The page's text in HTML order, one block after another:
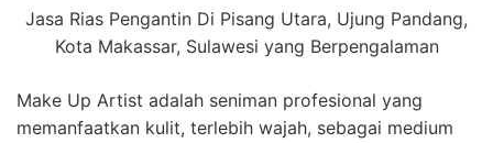
Jasa Rias Pengantin Di Pisang Utara, Ujung Pandang,
Kota Makassar, Sulawesi yang Berpengalaman
Make Up Artist adalah seniman profesional yang
memanfaatkan kulit, terlebih wajah, sebagai medium